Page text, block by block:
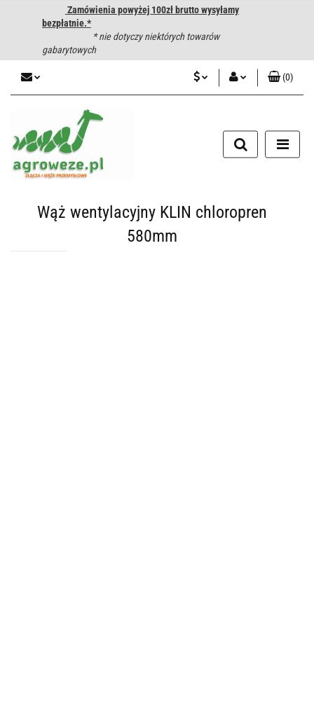
Zamówienia powyżej 100zł brutto wysyłamy
bezpłatnie.*
* nie dotyczy niektórych towarów
gabarytowych
Zarejestruj się
Dodaj zgłoszenie
(0)
Wąż wentylacyjny KLIN chloropren
580mm